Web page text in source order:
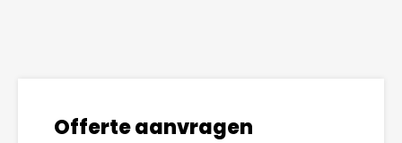
Offerte aanvragen